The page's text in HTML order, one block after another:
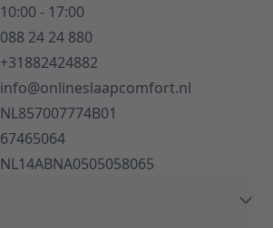
10:00 - 17:00
088 24 24 880
+31882424882
info@onlineslaapcomfort.nl
NL857007774B01
67465064
NL14ABNA0505058065